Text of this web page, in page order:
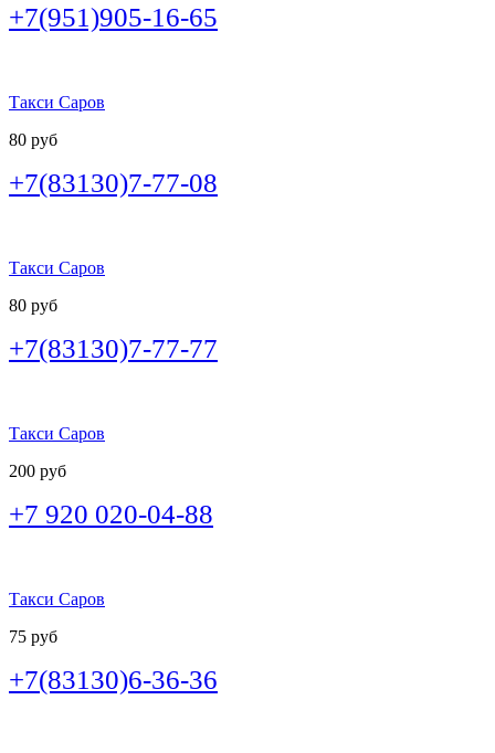
+7(951)905-16-65
Такси Саров
80 руб
+7(83130)7-77-08
Такси Саров
80 руб
+7(83130)7-77-77
Такси Саров
200 руб
+7 920 020-04-88
Такси Саров
75 руб
+7(83130)6-36-36